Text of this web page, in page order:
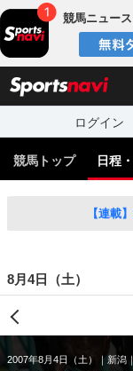
競馬ニュー
ログイン
競馬トップ 日程
【連載
8月4日（土）
2007年8月4日（土） 新潟